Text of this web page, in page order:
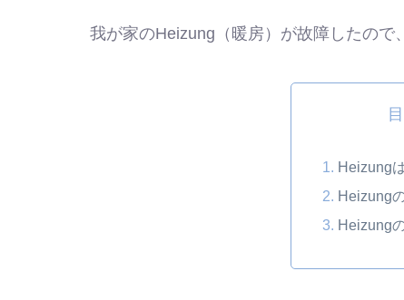
我が家のHeizung（暖房）が故障したので
Heizung
Heizung
Heizung